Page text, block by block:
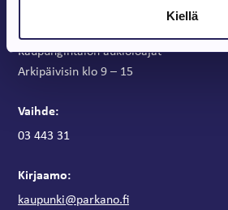
Kiellä
Kaupungintalon aukioloajat
Arkipäivisin klo 9 – 15
Vaihde:
03 443 31
Kirjaamo:
kaupunki@parkano.fi